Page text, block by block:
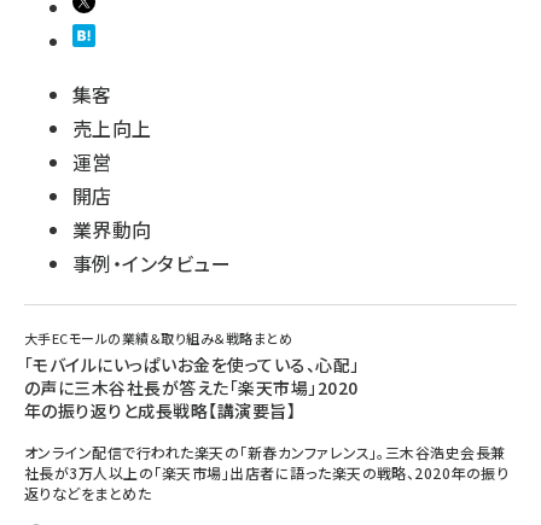
集客
売上向上
運営
開店
業界動向
事例・インタビュー
大手ECモールの業績＆取り組み＆戦略まとめ
「モバイルにいっぱいお金を使っている、心配」
の声に三木谷社長が答えた「楽天市場」2020
年の振り返りと成長戦略【講演要旨】
オンライン配信で行われた楽天の「新春カンファレンス」。三木谷浩史会長兼
社長が3万人以上の「楽天市場」出店者に語った楽天の戦略、2020年の振り
返りなどをまとめた